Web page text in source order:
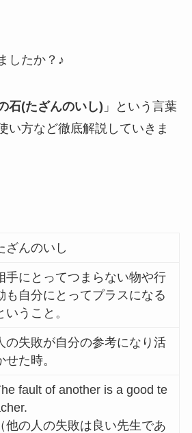
したか？♪
石(たざんのいし) 」という言葉
い方など徹底解説していきま
ざんのいし
手にとってつまらない物や行
も自分にとってプラスになる
いうこと。
の失敗が自分の参考になり活
せた時。
fault of another is a good te
（他の人の失敗は良い先生であ